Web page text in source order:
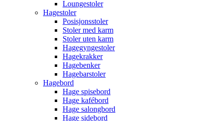
Loungestoler
Hagestoler
Posisjonsstoler
Stoler med karm
Stoler uten karm
Hagegyngestoler
Hagekrakker
Hagebenker
Hagebarstoler
Hagebord
Hage spisebord
Hage kafébord
Hage salongbord
Hage sidebord